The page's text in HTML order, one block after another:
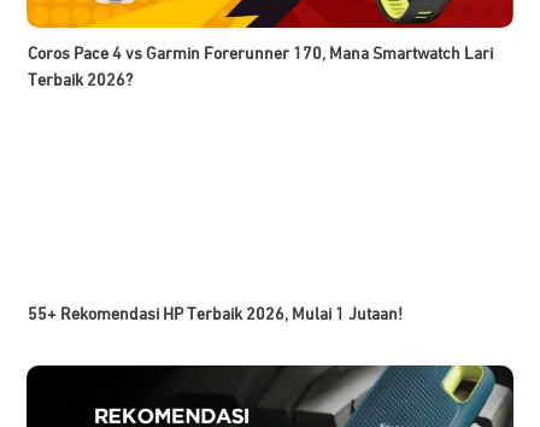
Coros Pace 4 vs Garmin Forerunner 170, Mana Smartwatch Lari
Terbaik 2026?
55+ Rekomendasi HP Terbaik 2026, Mulai 1 Jutaan!